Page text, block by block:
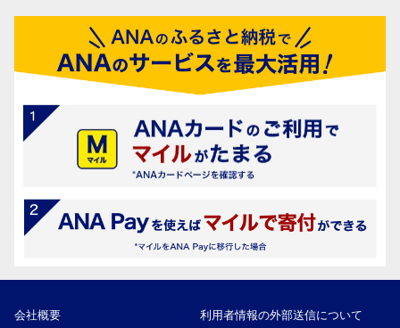
会社概要 利用者情報の外部送信について